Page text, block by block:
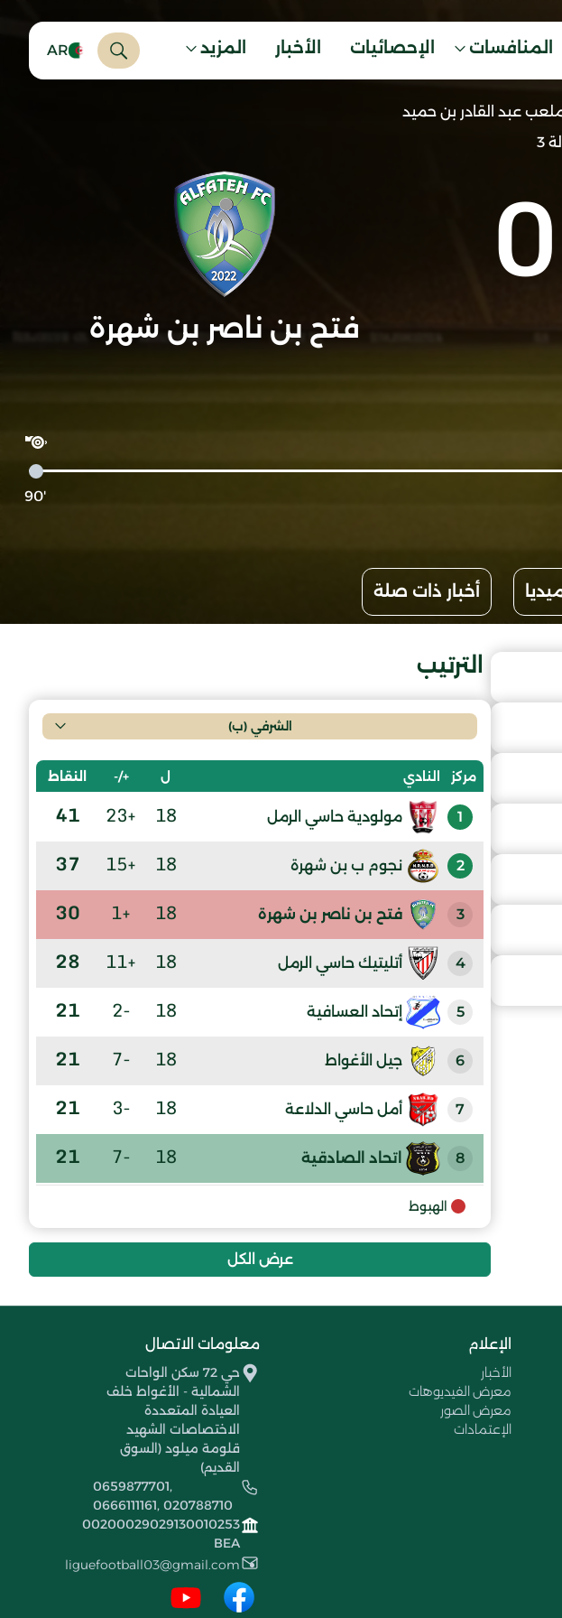
المنافسات الإحصائيات الأخبار المزيد AR
عبد القادر بن حميد
3
0
فتح بن ناصر بن شهرة
'90
أخبار ذات صلة
الترتيب
الشرفي (ب)
مركز النادي ل +/- النقاط
1 مولودية حاسي الرمل 18
+23
41
2 نجوم ب بن شهرة 18
+15
37
3 فتح بن ناصر بن شهرة 18
+1
30
4 أتليتيك حاسي الرمل 18
+11
28
5 إتحاد العسافية 18
-2
21
6 جيل الأغواط 18
-7
21
7 أمل حاسي الدلاعة 18
-3
21
8 اتحاد الصادقية 18
-7
21
9
أكاديمية نجوم الأغواط
الهبوط
عرض الكل
الإعلام
الأخبار
معرض الفيديوهات
معرض الصور
الإعتمادات
معلومات الاتصال
حي 72 سكن الواحات
الشمالية - الأغواط خلف
العيادة المتعددة
الاختصاصات الشهيد
قلومة ميلود (السوق
القديم)
0659877701,
0666111161, 020788710
00200029029130010253
BEA
liguefootball03@gmail.com